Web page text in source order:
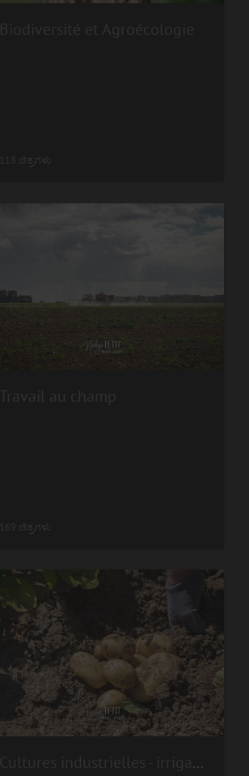
118 ಚಿತ್ರಗಳು
169 ಚಿತ್ರಗಳು
Cultures industrielles - irrigation